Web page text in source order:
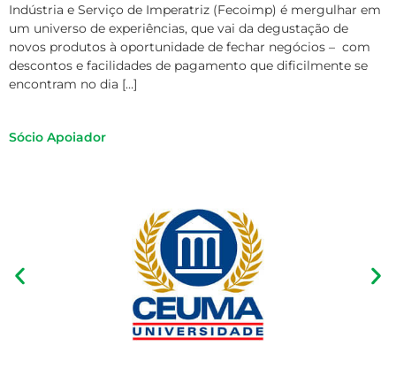
Indústria e Serviço de Imperatriz (Fecoimp) é mergulhar em
um universo de experiências, que vai da degustação de
novos produtos à oportunidade de fechar negócios – com
descontos e facilidades de pagamento que dificilmente se
encontram no dia […]
Sócio Apoiador